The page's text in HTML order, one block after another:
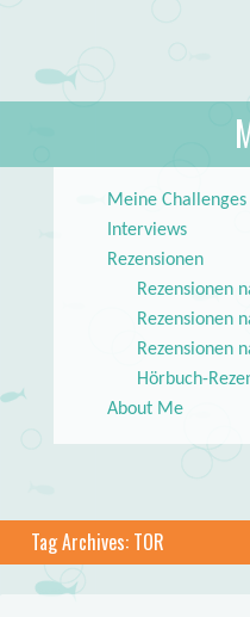
Meine Challenges
Interviews
Rezensionen
Rezensionen
Rezensionen
Rezensionen
Hörbuch-
About Me
Tag Archives: TOR